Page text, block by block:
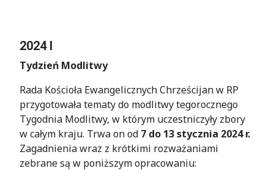
2024 I
Tydzień Modlitwy
Rada Kościoła Ewangelicznych Chrześcijan w RP
przygotowała tematy do modlitwy tegorocznego
Tygodnia Modlitwy, w którym uczestniczyły zbory
w całym kraju. Trwa on od 7 do 13 stycznia 2024 r.
Zagadnienia wraz z krótkimi rozważaniami
zebrane są w poniższym opracowaniu: